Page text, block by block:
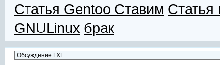
Статья Gentoo Ставим Статья
GNULinux брак